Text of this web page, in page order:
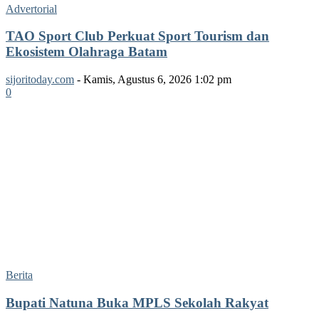
Advertorial
TAO Sport Club Perkuat Sport Tourism dan
Ekosistem Olahraga Batam
sijoritoday.com - Kamis, Agustus 6, 2026 1:02 pm
0
Berita
Bupati Natuna Buka MPLS Sekolah Rakyat